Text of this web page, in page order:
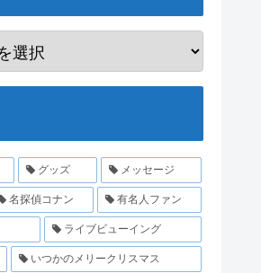
グッズ メッセージ
名探偵コナン 有名人ファン
ライブビューイング
いつかのメリークリスマス